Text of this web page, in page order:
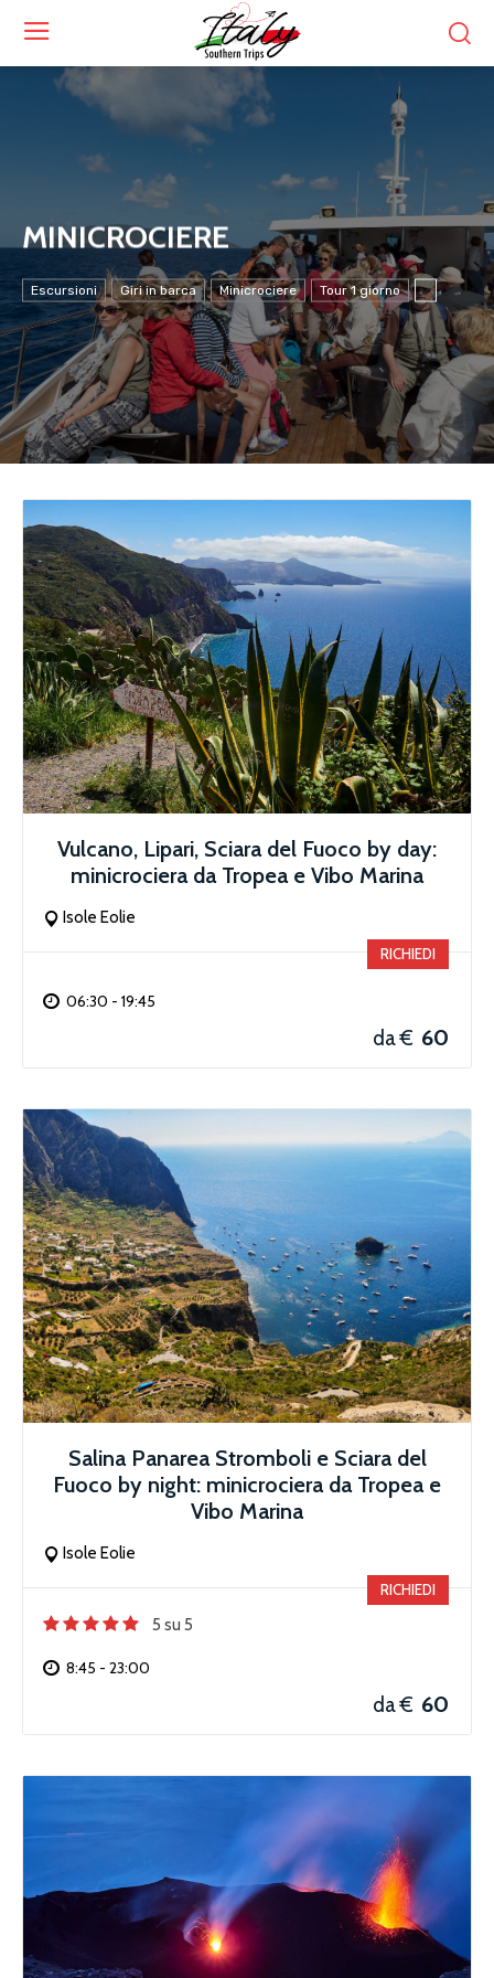
MINICROCIERE
Escursioni Giri in barca Minicrociere Tour 1 giorno
Vulcano, Lipari, Sciara del Fuoco by day:
minicrociera da Tropea e Vibo Marina
Isole Eolie
RICHIEDI
06:30 - 19:45
da € 60
Salina Panarea Stromboli e Sciara del
Fuoco by night: minicrociera da Tropea e
Vibo Marina
Isole Eolie
RICHIEDI
5 su 5
8:45 - 23:00
da € 60